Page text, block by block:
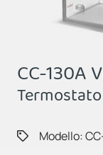
CC-130A
Modello: